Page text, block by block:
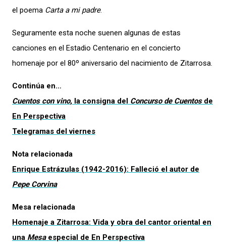
el poema Carta a mi padre.
Seguramente esta noche suenen algunas de estas
canciones en el Estadio Centenario en el concierto
homenaje por el 80º aniversario del nacimiento de Zitarrosa.
Continúa en…
Cuentos con vino, la consigna del Concurso de Cuentosde
En Perspectiva
Telegramas del viernes
Nota relacionada
Enrique Estrázulas (1942-2016): Falleció el autor de
Pepe Corvina
Mesa relacionada
Homenaje a Zitarrosa: Vida y obra del cantor oriental en
una Mesaespecial de En Perspectiva